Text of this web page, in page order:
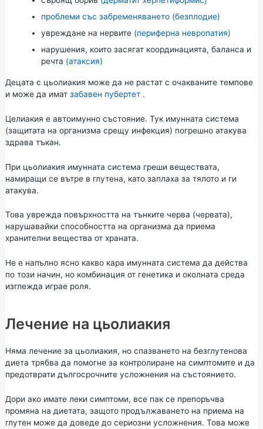
проблеми със забременяването (безплодие)
увреждане на нервите (периферна невропатия)
нарушения, които засягат координацията, баланса и
речта (атаксия)
Децата с цьолиакия може да не растат с очакваните темпове
и може да имат забавен пубертет.
Целиакия е автоимунно състояние. Тук имунната система
(защитата на организма срещу инфекция) погрешно атакува
здрава тъкан.
При цьолиакия имунната система греши веществата,
намиращи се вътре в глутена, като заплаха за тялото и ги
атакува.
Това уврежда повърхността на тънките черва (червата),
нарушавайки способността на организма да приема
хранителни вещества от храната.
Не е напълно ясно какво кара имунната система да действа
по този начин, но комбинация от генетика и околната среда
изглежда играе роля.
Лечение на цьолиакия
Няма лечение за цьолиакия, но спазването на безглутенова
диета трябва да помогне за контролиране на симптомите и да
предотврати дългосрочните усложнения на състоянието.
Дори ако имате леки симптоми, все пак се препоръчва
промяна на диетата, защото продължаването на приема на
глутен може да доведе до сериозни усложнения. Това може